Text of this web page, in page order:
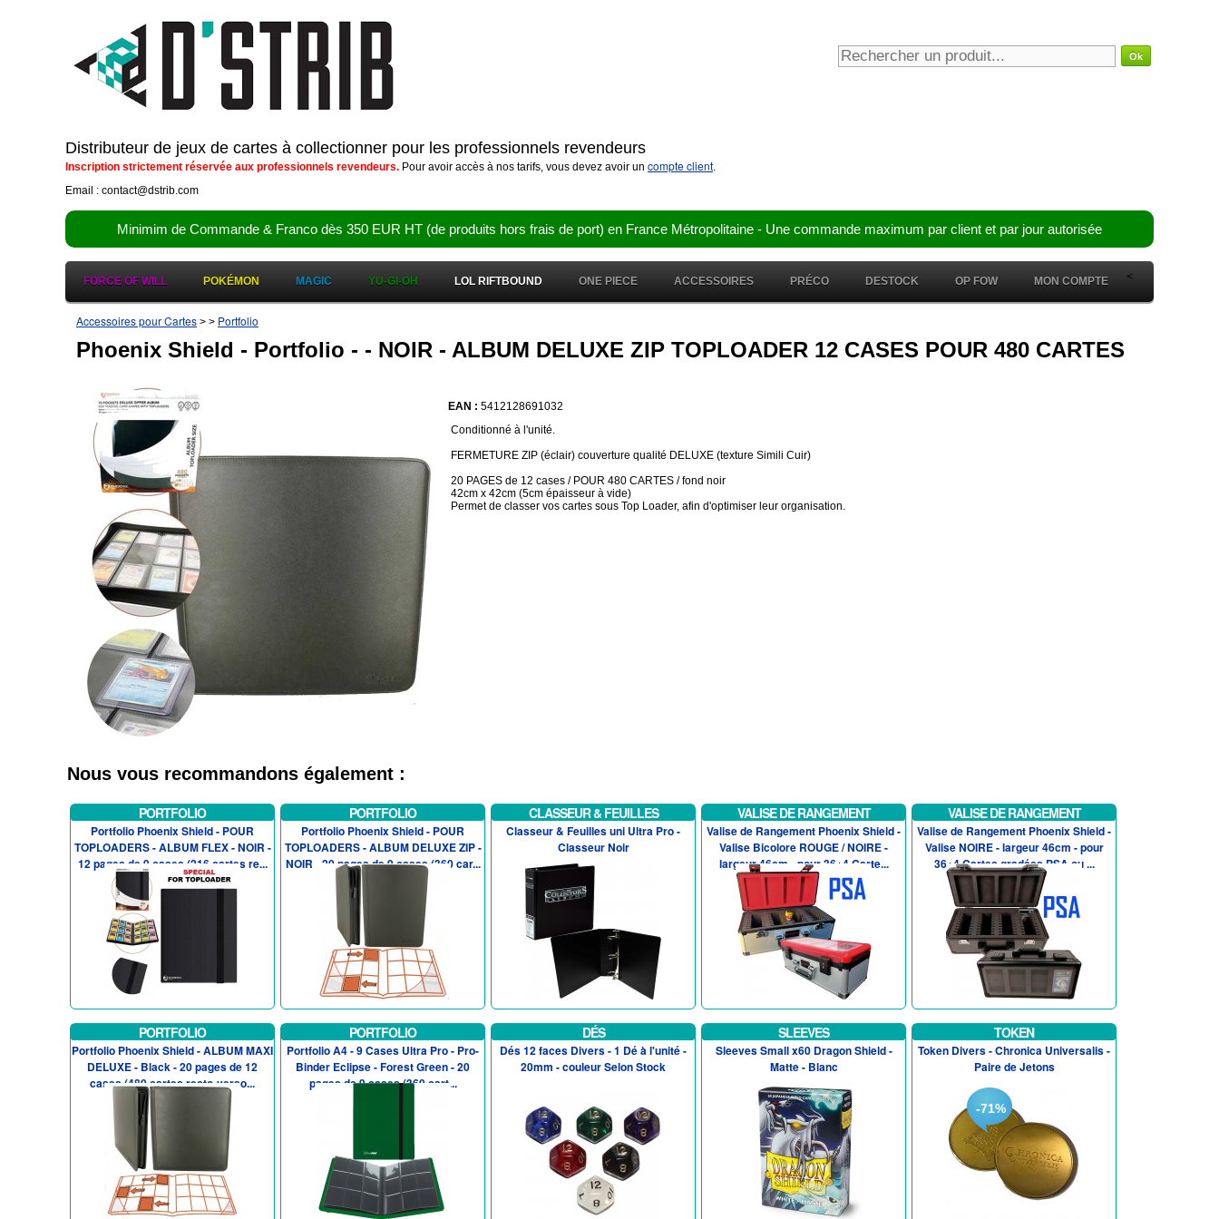
Distributeur de jeux de cartes à collectionner pour les professionnels revendeurs
Inscription strictement réservée aux professionnels revendeurs. Pour avoir accès à nos tarifs, vous devez avoir un compte client.
Email : contact@dstrib.com
Minimim de Commande & Franco dès 350 EUR HT (de produits hors frais de port) en France Métropolitaine - Une commande maximum par client et par jour autorisée
FORCE OF WILL POKÉMON MAGIC YU-GI-OH LOL RIFTBOUND ONE PIECE ACCESSOIRES PRÉCO <
DESTOCK OP FOW MON COMPTE
Accessoires pour Cartes > > Portfolio
Phoenix Shield - Portfolio - - NOIR - ALBUM DELUXE ZIP TOPLOADER 12 CASES POUR 480 CARTES
EAN : 5412128691032
Conditionné à l'unité.
FERMETURE ZIP (éclair) couverture qualité DELUXE (texture Simili Cuir)
20 PAGES de 12 cases / POUR 480 CARTES / fond noir
42cm x 42cm (5cm épaisseur à vide)
Permet de classer vos cartes sous Top Loader, afin d'optimiser leur organisation.
Nous vous recommandons également :
PORTFOLIO
Portfolio Phoenix Shield - POUR
TOPLOADERS - ALBUM FLEX - NOIR -
12 pages de 9 cases (216 cartes re...
PORTFOLIO
Portfolio Phoenix Shield - POUR
TOPLOADERS - ALBUM DELUXE ZIP -
NOIR - 20 pages de 9 cases (360 car...
CLASSEUR & FEUILLES
Classeur & Feuilles uni Ultra Pro -
Classeur Noir
VALISE DE RANGEMENT
Valise de Rangement Phoenix Shield -
Valise Bicolore ROUGE / NOIRE -
largeur 46cm - pour 36+4 Carte...
VALISE DE RANGEMENT
Valise de Rangement Phoenix Shield -
Valise NOIRE - largeur 46cm - pour
36+4 Cartes gradées PSA ou ...
PORTFOLIO
Portfolio Phoenix Shield - ALBUM MAXI
DELUXE - Black - 20 pages de 12
cases (480 cartes recto-verso...
PORTFOLIO
Portfolio A4 - 9 Cases Ultra Pro - Pro-
Binder Eclipse - Forest Green - 20
pages de 9 cases (360 cart...
DÉS
Dés 12 faces Divers - 1 Dé à l'unité -
20mm - couleur Selon Stock
SLEEVES
Sleeves Small x60 Dragon Shield -
Matte - Blanc
TOKEN
Token Divers - Chronica Universalis -
Paire de Jetons
-71%